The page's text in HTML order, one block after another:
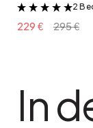
&
2
229 € 295 €
In